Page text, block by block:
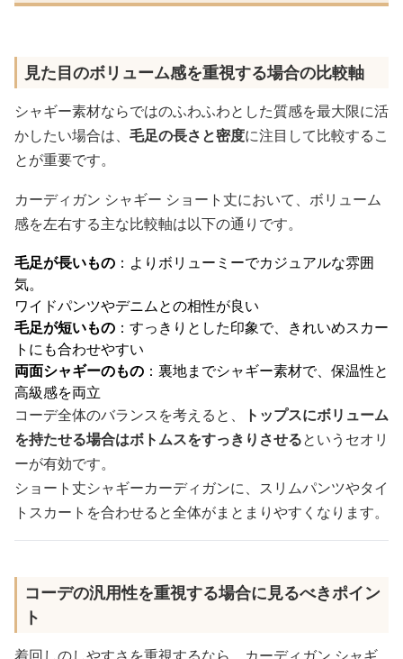
見た目のボリューム感を重視する場合の比較軸
シャギー素材ならではのふわふわとした質感を最大限に活
かしたい場合は、 毛足の長さと密度に注目して比較するこ
とが重要です。
カーディガン シャギー ショート丈において、ボリューム
感を左右する主な比較軸は以下の通りです。
毛足が長いもの ：よりボリューミーでカジュアルな雰囲
気。
ワイドパンツやデニムとの相性が良い
毛足が短いもの ：すっきりとした印象で、きれいめスカー
トにも合わせやすい
両面シャギーのもの ：裏地までシャギー素材で、保温性と
高級感を両立
コーデ全体のバランスを考えると、
トップスにボリューム
を持たせる場合はボトムスをすっきりさせるというセオリ
ーが有効です。
ショート丈シャギーカーディガンに、スリムパンツやタイ
トスカートを合わせると全体がまとまりやすくなります。
コーデの汎用性を重視する場合に見るべきポイン
ト